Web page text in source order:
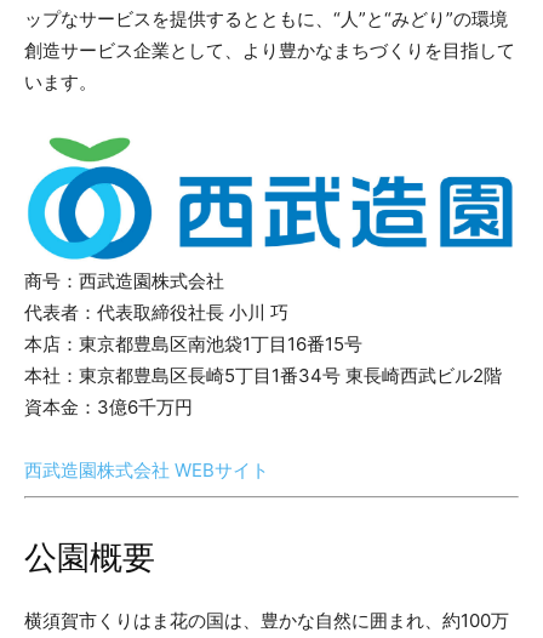
ップなサービスを提供するとともに、“人”と“みどり”の環境
創造サービス企業として、より豊かなまちづくりを目指して
います。
商号：西武造園株式会社
代表者：代表取締役社長 小川 巧
本店：東京都豊島区南池袋1丁目16番15号
本社：東京都豊島区長崎5丁目1番34号 東長崎西武ビル2階
資本金：3億6千万円
西武造園株式会社 WEBサイト
公園概要
横須賀市くりはま花の国は、豊かな自然に囲まれ、約100万